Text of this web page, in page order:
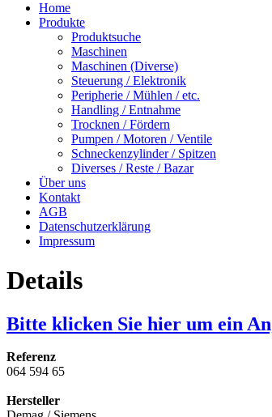
Home
Produkte
Produktsuche
Maschinen
Maschinen (Diverse)
Steuerung / Elektronik
Peripherie / Mühlen / etc.
Handling / Entnahme
Trocknen / Fördern
Pumpen / Motoren / Ventile
Schneckenzylinder / Spitzen
Diverses / Reste / Bazar
Über uns
Kontakt
AGB
Datenschutzerklärung
Impressum
Details
Bitte klicken Sie hier um ein
Referenz
064 594 65
Hersteller